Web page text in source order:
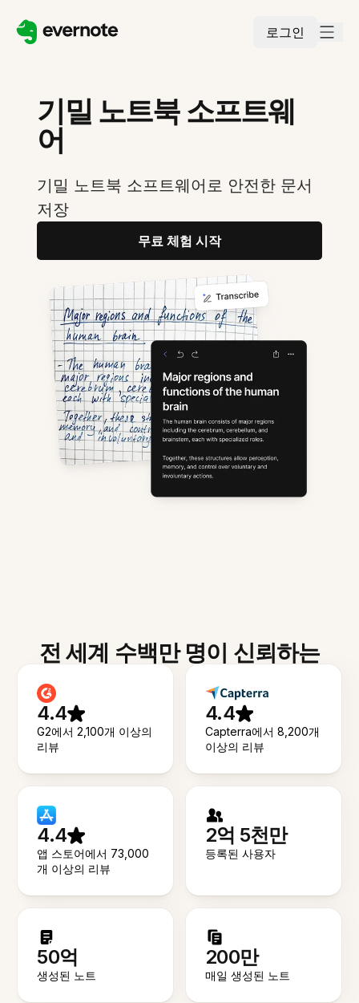
로그인
기밀 노트북 소프트웨
어
기밀 노트북 소프트웨어로 안전한 문서
저장
무료 체험 시작
전 세계 수백만 명이 신뢰하는
4.4
G2에서 2,100개 이상의
리뷰
4.4
Capterra에서 8,200개
이상의 리뷰
4.4
앱 스토어에서 73,000
개 이상의 리뷰
2억 5천만
등록된 사용자
50억
생성된 노트
200만
매일 생성된 노트